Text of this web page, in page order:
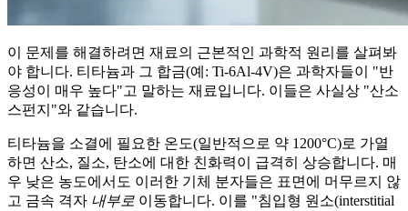
이 문제를 해결하려면 재료의 근본적인 과학적 원리를 살펴봐
야 합니다. 티타늄과 그 합금(예: Ti-6Al-4V)은 과학자들이 "반
응성이 매우 높다"고 말하는 재료입니다. 이들은 사실상 "산소
스펀지"와 같습니다.
티타늄을 소결에 필요한 온도(일반적으로 약 1200°C)로 가열
하면 산소, 질소, 탄소에 대한 친화력이 급격히 상승합니다. 매
우 낮은 농도에서도 이러한 기체 분자들은 표면에 머무르지 않
고 금속 격자 내부로 이동합니다. 이를 "침입형 원소(interstitial